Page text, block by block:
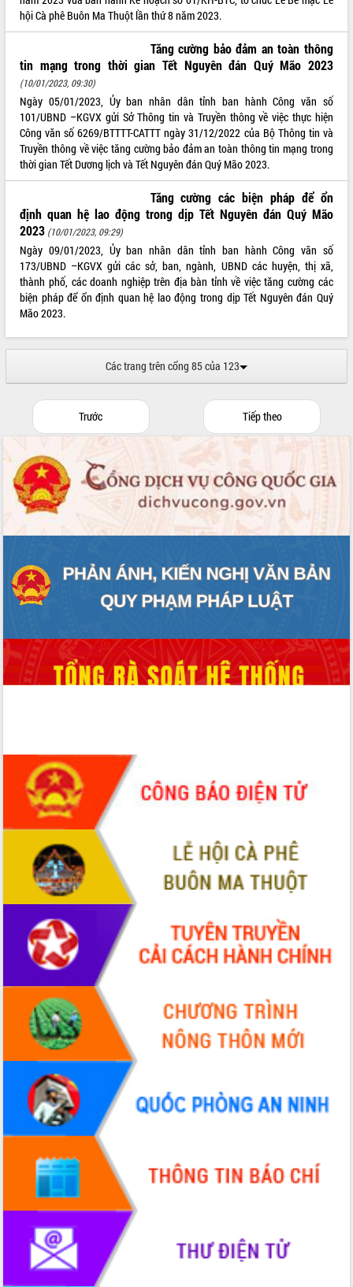
hội Cà phê Buôn Ma Thuột lần thứ 8 năm 2023.
Tăng cường bảo đảm an toàn thông
tin mạng trong thời gian Tết Nguyên đán Quý Mão 2023
(10/01/2023, 09:30)
Ngày 05/01/2023, Ủy ban nhân dân tỉnh ban hành Công văn số
101/UBND –KGVX gửi Sở Thông tin và Truyền thông về việc thực hiện
Công văn số 6269/BTTTT-CATTT ngày 31/12/2022 của Bộ Thông tin và
Truyền thông về việc tăng cường bảo đảm an toàn thông tin mạng trong
thời gian Tết Dương lịch và Tết Nguyên đán Quý Mão 2023.
Tăng cường các biện pháp để ổn
định quan hệ lao động trong dịp Tết Nguyên đán Quý Mão
2023 (10/01/2023, 09:29)
Ngày 09/01/2023, Ủy ban nhân dân tỉnh ban hành Công văn số
173/UBND –KGVX gửi các sở, ban, ngành, UBND các huyện, thị xã,
thành phố, các doanh nghiệp trên địa bàn tỉnh về việc tăng cường các
biện pháp để ổn định quan hệ lao động trong dịp Tết Nguyên đán Quý
Mão 2023.
Các trang trên cổng 85 của 123
Trước Tiếp theo